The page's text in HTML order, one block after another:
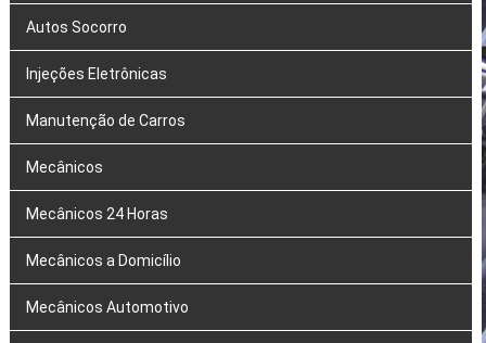
Autos Socorro
Injeções Eletrônicas
Manutenção de Carros
Mecânicos
Mecânicos 24 Horas
Mecânicos a Domicílio
Mecânicos Automotivo